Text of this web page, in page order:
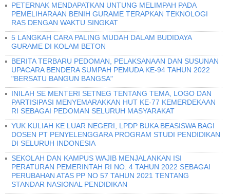
PETERNAK MENDAPATKAN UNTUNG MELIMPAH PADA
PEMELIHARAAN BENIH GURAME TERAPKAN TEKNOLOGI
RAS DENGAN WAKTU SINGKAT
5 LANGKAH CARA PALING MUDAH DALAM BUDIDAYA
GURAME DI KOLAM BETON
BERITA TERBARU PEDOMAN, PELAKSANAAN DAN SUSUNAN
UPACARA BENDERA SUMPAH PEMUDA KE-94 TAHUN 2022
"BERSATU BANGUN BANGSA"
INILAH SE MENTERI SETNEG TENTANG TEMA, LOGO DAN
PARTISIPASI MENYEMARAKKAN HUT KE-77 KEMERDEKAAN
RI SEBAGAI PEDOMAN SELURUH MASYARAKAT
YUK KULIAH KE LUAR NEGERI, LPDP BUKA BEASISWA BAGI
DOSEN PT PENYELENGGARA PROGRAM STUDI PENDIDIKAN
DI SELURUH INDONESIA
SEKOLAH DAN KAMPUS WAJIB MENJALANKAN ISI
PERATURAN PEMERINTAH RI NO. 4 TAHUN 2022 SEBAGAI
PERUBAHAN ATAS PP NO 57 TAHUN 2021 TENTANG
STANDAR NASIONAL PENDIDIKAN